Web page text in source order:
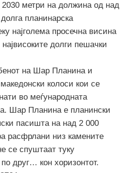
метри на должина од над
планинарска
најголема просечна висина
долги пешачки
на Шар Планина и
колоси кои се
во меѓународната
Шар Планина е планински
пасишта на над 2 000
расфрлани низ камените
се спуштаат туку
друг… кон хоризонтот.